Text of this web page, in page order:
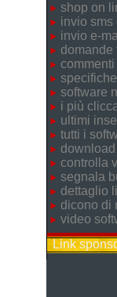
shop on
invio sms
invio e-
domande
software
i più
ultimi
tutti i
controlla
segnala
dettaglio
dicono di
video
Link